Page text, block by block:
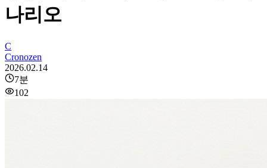
나리오
C
Cronozen
2026.02.14
7분
102